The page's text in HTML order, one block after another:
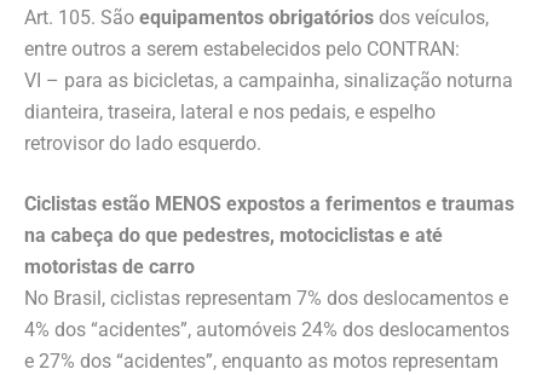
Art. 105. São equipamentos obrigatórios dos veículos,
entre outros a serem estabelecidos pelo CONTRAN:
VI – para as bicicletas, a campainha, sinalização noturna
dianteira, traseira, lateral e nos pedais, e espelho
retrovisor do lado esquerdo.
Ciclistas estão MENOS expostos a ferimentos e traumas
na cabeça do que pedestres, motociclistas e até
motoristas de carro
No Brasil, ciclistas representam 7% dos deslocamentos e
4% dos “acidentes”, automóveis 24% dos deslocamentos
e 27% dos “acidentes”, enquanto as motos representam